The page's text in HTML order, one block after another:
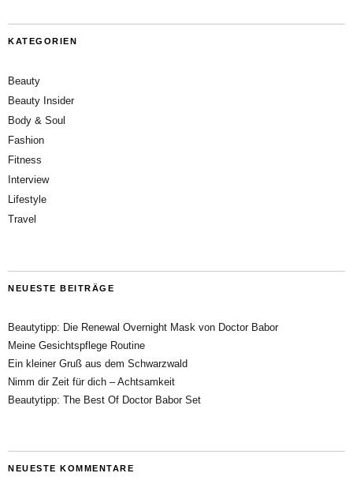
KATEGORIEN
Beauty
Beauty Insider
Body & Soul
Fashion
Fitness
Interview
Lifestyle
Travel
NEUESTE BEITRÄGE
Beautytipp: Die Renewal Overnight Mask von Doctor Babor
Meine Gesichtspflege Routine
Ein kleiner Gruß aus dem Schwarzwald
Nimm dir Zeit für dich – Achtsamkeit
Beautytipp: The Best Of Doctor Babor Set
NEUESTE KOMMENTARE